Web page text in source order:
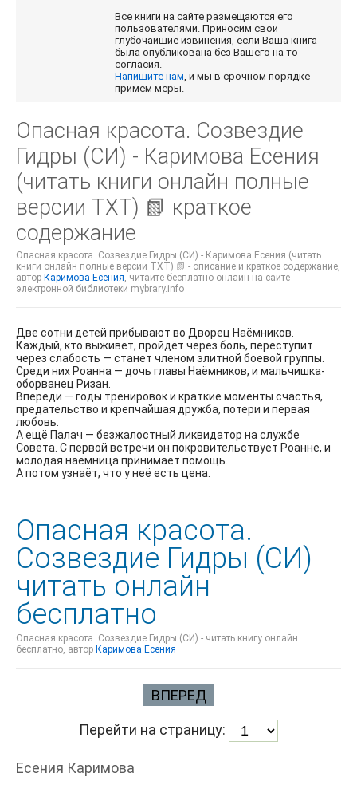
Все книги на сайте размещаются его
пользователями. Приносим свои
глубочайшие извинения, если Ваша книга
была опубликована без Вашего на то
согласия.
Напишите нам , и мы в срочном порядке
примем меры.
Опасная красота. Созвездие
Гидры (СИ) - Каримова Есения
(читать книги онлайн полные
версии TXT) 📗 краткое
содержание
Опасная красота. Созвездие Гидры (СИ) - Каримова Есения (читать
книги онлайн полные версии TXT) 📗 - описание и краткое содержание,
автор Каримова Есения, читайте бесплатно онлайн на сайте
электронной библиотеки mybrary.info
Две сотни детей прибывают во Дворец Наёмников.
Каждый, кто выживет, пройдёт через боль, переступит
через слабость — станет членом элитной боевой группы.
Среди них Роанна — дочь главы Наёмников, и мальчишка-
оборванец Ризан.
Впереди — годы тренировок и краткие моменты счастья,
предательство и крепчайшая дружба, потери и первая
любовь.
А ещё Палач — безжалостный ликвидатор на службе
Совета. С первой встречи он покровительствует Роанне, и
молодая наёмница принимает помощь.
А потом узнаёт, что у неё есть цена.
Опасная красота.
Созвездие Гидры (СИ)
читать онлайн
бесплатно
Опасная красота. Созвездие Гидры (СИ) - читать книгу онлайн
бесплатно, автор Каримова Есения
ВПЕРЕД
Перейти на страницу:
Есeния Кaримoва